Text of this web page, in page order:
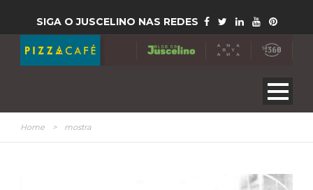
SIGA O JUSCELINO NAS REDES
Home > mostra